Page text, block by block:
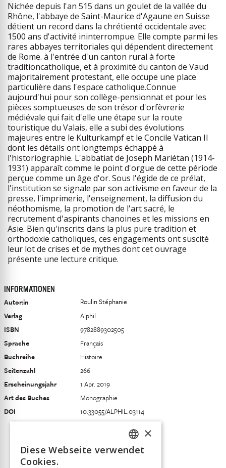
Nichée depuis l'an 515 dans un goulet de la vallée du
Rhône, l'abbaye de Saint-Maurice d'Agaune en Suisse
détient un record dans la chrétienté occidentale avec
1500 ans d'activité ininterrompue. Elle compte parmi les
rares abbayes territoriales qui dépendent directement
de Rome. à l'entrée d'un canton rural à forte
traditioncatholique, et à proximité du canton de Vaud
majoritairement protestant, elle occupe une place
particulière dans l'espace catholique.Connue
aujourd'hui pour son collège-pensionnat et pour les
pièces somptueuses de son trésor d'orfèvrerie
médiévale qui fait d'elle une étape sur la route
touristique du Valais, elle a subi des évolutions
majeures entre le Kulturkampf et le Concile Vatican II
dont les détails ont longtemps échappé à
l'historiographie. L'abbatiat de Joseph Mariétan (1914-
1931) apparaît comme le point d'orgue de cette période
perçue comme un âge d'or. Sous l'égide de ce prélat,
l'institution se signale par son activisme en faveur de la
presse, l'imprimerie, l'enseignement, la diffusion du
néothomisme, la promotion de l'art sacré, le
recrutement d'aspirants chanoines et les missions en
Asie. Bien qu'inscrits dans la plus pure tradition et
orthodoxie catholiques, ces engagements ont suscité
leur lot de crises et de mythes dont cet ouvrage
présente une lecture critique.
INFORMATIONEN
Autor:in
Roulin Stéphanie
Verlag
Alphil
ISBN
9782889302505
Sprache
Français
Buchreihe
Histoire
Seitenzahl
266
Erscheinungsjahr
1 Apr. 2019
Art des Buches
Monographie
DOI
10.33055/ALPHIL.03114
FRENCH
×
Diese Webseite verwendet
Cookies.